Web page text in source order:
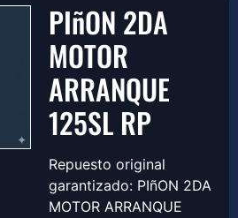
PIñON 2DA
MOTOR
ARRANQUE
125SL RP
Repuesto original
garantizado: PIñON 2DA
MOTOR ARRANQUE